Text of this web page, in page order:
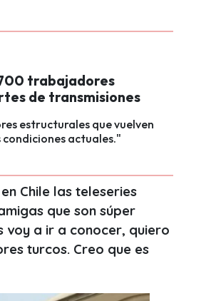
trabajadores
de transmisiones
estructurales que vuelven
actuales."
Chile las teleseries
que son súper
voy a ir a conocer, quiero
turcos. Creo que es